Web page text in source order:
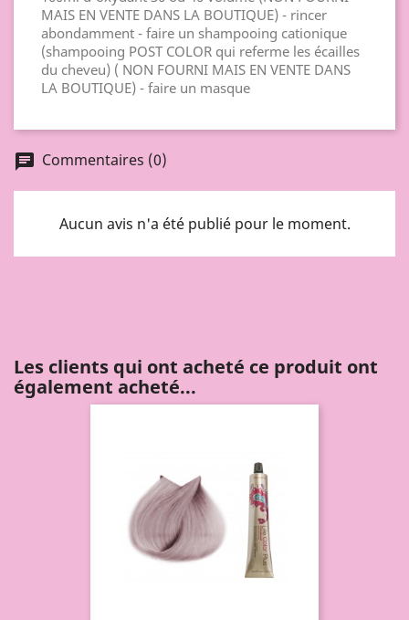
MAIS EN VENTE DANS LA BOUTIQUE) - rincer
abondamment - faire un shampooing cationique
(shampooing POST COLOR qui referme les écailles
du cheveu) ( NON FOURNI MAIS EN VENTE DANS
LA BOUTIQUE) - faire un masque
chat Commentaires (0)
Aucun avis n'a été publié pour le moment.
Les clients qui ont acheté ce produit ont
également acheté...